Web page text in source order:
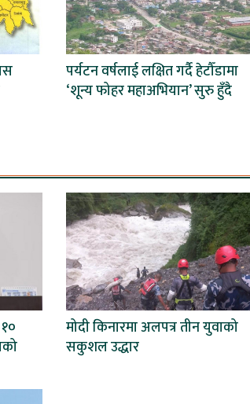
पर्यटन वर्षलाई लक्षित गर्दै हेटौँडामा
‘शून्य फोहर महाअभियान’ सुरु हुँदै
मोदी किनारमा अलपत्र तीन युवाको
सकुशल उद्धार